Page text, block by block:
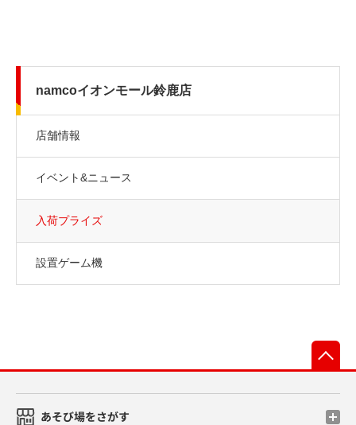
namcoイオンモール鈴鹿店
店舗情報
イベント&ニュース
入荷プライズ
設置ゲーム機
あそび場をさがす